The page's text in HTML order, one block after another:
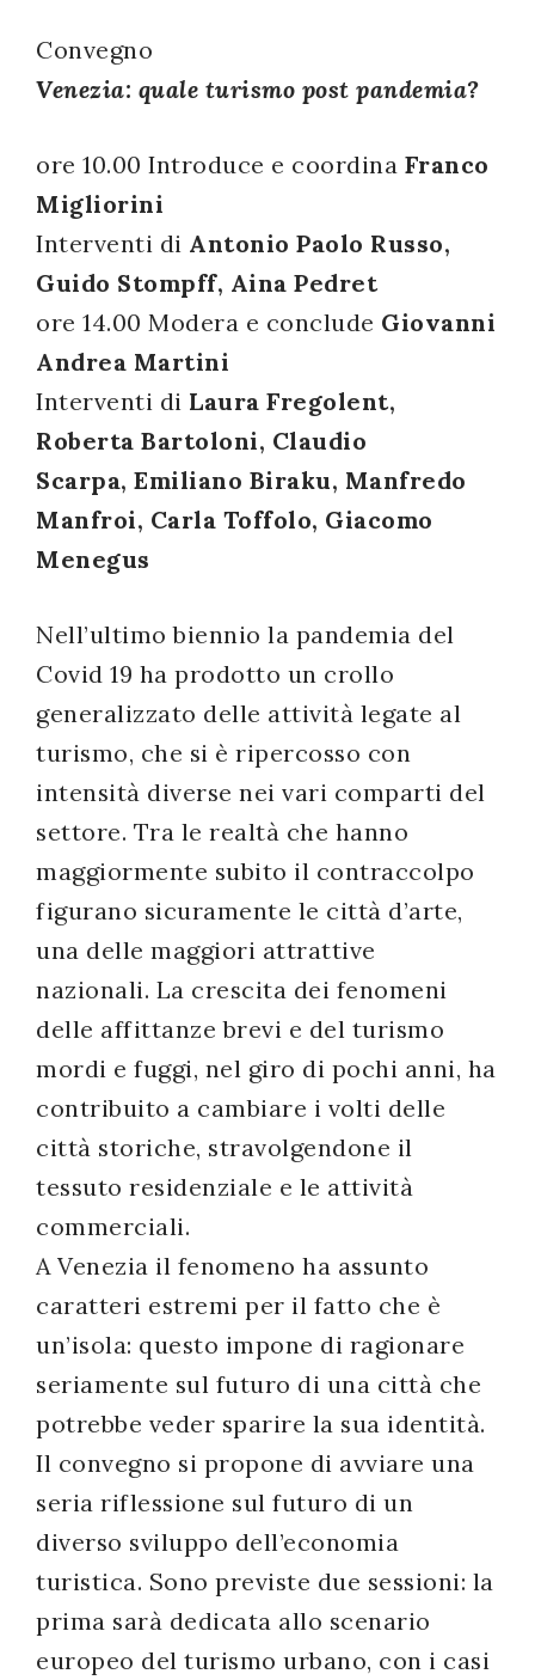
Convegno
Venezia: quale turismo post pandemia?
ore 10.00 Introduce e coordina Franco
Migliorini
Interventi di Antonio Paolo Russo,
Guido Stompff, Aina Pedret
ore 14.00 Modera e conclude Giovanni
Andrea Martini
Interventi di Laura Fregolent,
Roberta Bartoloni, Claudio
Scarpa, Emiliano Biraku, Manfredo
Manfroi, Carla Toffolo, Giacomo
Menegus
Nell’ultimo biennio la pandemia del
Covid 19 ha prodotto un crollo
generalizzato delle attività legate al
turismo, che si è ripercosso con
intensità diverse nei vari comparti del
settore. Tra le realtà che hanno
maggiormente subito il contraccolpo
figurano sicuramente le città d’arte,
una delle maggiori attrattive
nazionali. La crescita dei fenomeni
delle affittanze brevi e del turismo
mordi e fuggi, nel giro di pochi anni, ha
contribuito a cambiare i volti delle
città storiche, stravolgendone il
tessuto residenziale e le attività
commerciali.
A Venezia il fenomeno ha assunto
caratteri estremi per il fatto che è
un’isola: questo impone di ragionare
seriamente sul futuro di una città che
potrebbe veder sparire la sua identità.
Il convegno si propone di avviare una
seria riflessione sul futuro di un
diverso sviluppo dell’economia
turistica. Sono previste due sessioni: la
prima sarà dedicata allo scenario
europeo del turismo urbano, con i casi
accordo
con il
legislativo
196/03
Registrazione
avvenuta con
successo!